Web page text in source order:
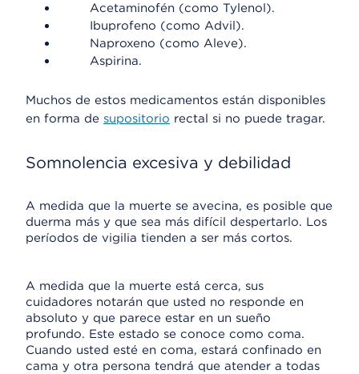
Acetaminofén (como Tylenol).
Ibuprofeno (como Advil).
Naproxeno (como Aleve).
Aspirina.
Muchos de estos medicamentos están disponibles
en forma de supositorio rectal si no puede tragar.
Somnolencia excesiva y debilidad
A medida que la muerte se avecina, es posible que
duerma más y que sea más difícil despertarlo. Los
períodos de vigilia tienden a ser más cortos.
A medida que la muerte está cerca, sus
cuidadores notarán que usted no responde en
absoluto y que parece estar en un sueño
profundo. Este estado se conoce como coma.
Cuando usted esté en coma, estará confinado en
cama y otra persona tendrá que atender a todas